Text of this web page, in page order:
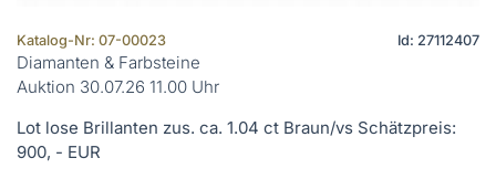
Katalog-Nr: 07-00023 Id: 27112407
Diamanten & Farbsteine
Auktion 30.07.26 11.00 Uhr
Lot lose Brillanten zus. ca. 1.04 ct Braun/vs Schätzpreis:
900, - EUR